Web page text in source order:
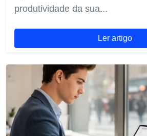
produtividade da sua...
Ler artigo